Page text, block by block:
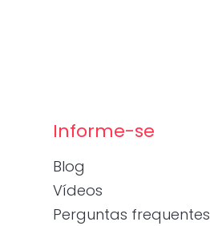
Informe-se
Blog
Vídeos
Perguntas frequentes